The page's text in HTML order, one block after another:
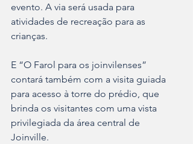
evento. A via será usada para
atividades de recreação para as
crianças.
E “O Farol para os joinvilenses”
contará também com a visita guiada
para acesso à torre do prédio, que
brinda os visitantes com uma vista
privilegiada da área central de
Joinville.